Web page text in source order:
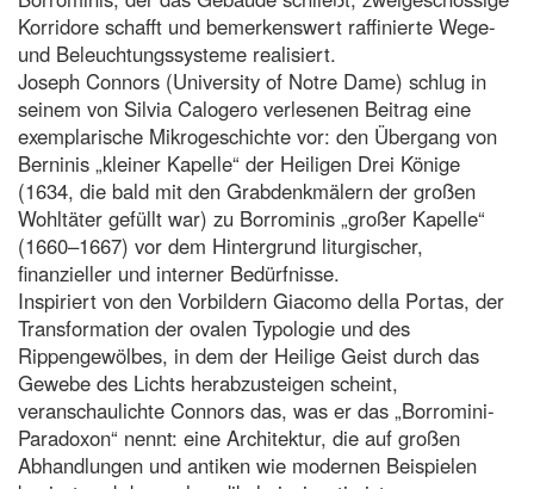
Korridore schafft und bemerkenswert raffinierte Wege-
und Beleuchtungssysteme realisiert.
Joseph Connors (University of Notre Dame) schlug in
seinem von Silvia Calogero verlesenen Beitrag eine
exemplarische Mikrogeschichte vor: den Übergang von
Berninis „kleiner Kapelle“ der Heiligen Drei Könige
(1634, die bald mit den Grabdenkmälern der großen
Wohltäter gefüllt war) zu Borrominis „großer Kapelle“
(1660–1667) vor dem Hintergrund liturgischer,
finanzieller und interner Bedürfnisse.
Inspiriert von den Vorbildern Giacomo della Portas, der
Transformation der ovalen Typologie und des
Rippengewölbes, in dem der Heilige Geist durch das
Gewebe des Lichts herabzusteigen scheint,
veranschaulichte Connors das, was er das „Borromini-
Paradoxon“ nennt: eine Architektur, die auf großen
Abhandlungen und antiken wie modernen Beispielen